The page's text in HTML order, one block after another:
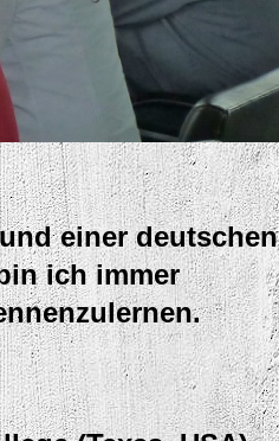
einer deutschen
ich immer